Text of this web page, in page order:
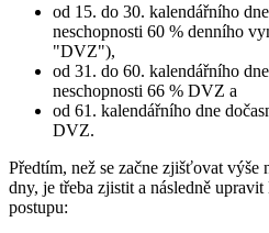
od 15. do 30. kalendářního
neschopnosti 60 % denního
"DVZ"),
od 31. do 60. kalendářního
neschopnosti 66 % DVZ a
od 61. kalendářního dne
DVZ.
Předtím, než se začne zjišťovat výše
dny, je třeba zjistit a následně
postupu: